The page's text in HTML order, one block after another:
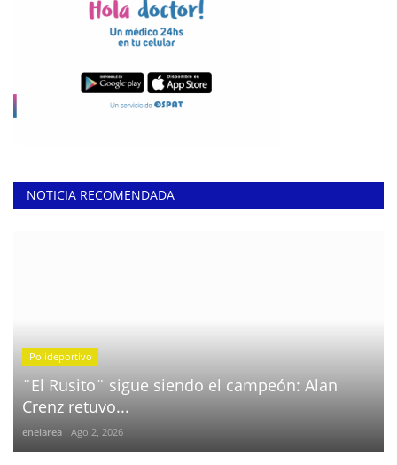
NOTICIA RECOMENDADA
Polideportivo
¨El Rusito¨ sigue siendo el campeón: Alan
Crenz retuvo...
enelarea Ago 2, 2026